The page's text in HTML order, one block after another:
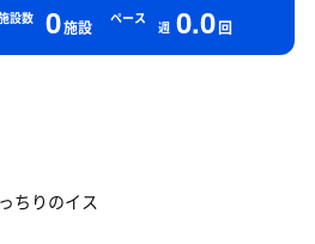
設数 0施設 ペース
週 0.0回
ちりのイス